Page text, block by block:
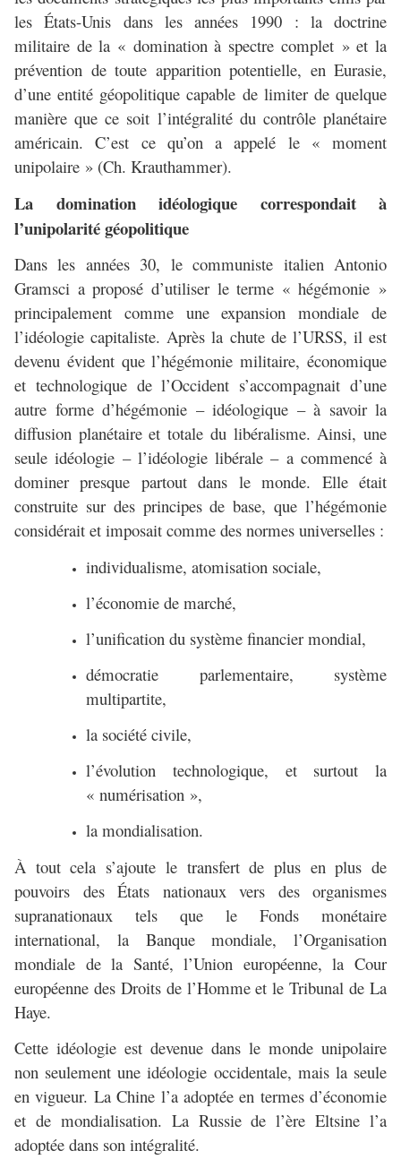
les États-Unis dans les années 1990 : la doctrine
militaire de la « domination à spectre complet » et la
prévention de toute apparition potentielle, en Eurasie,
d’une entité géopolitique capable de limiter de quelque
manière que ce soit l’intégralité du contrôle planétaire
américain. C’est ce qu’on a appelé le « moment
unipolaire » (Ch. Krauthammer).
La domination idéologique correspondait à
l’unipolarité géopolitique
Dans les années 30, le communiste italien Antonio
Gramsci a proposé d’utiliser le terme « hégémonie »
principalement comme une expansion mondiale de
l’idéologie capitaliste. Après la chute de l’URSS, il est
devenu évident que l’hégémonie militaire, économique
et technologique de l’Occident s’accompagnait d’une
autre forme d’hégémonie – idéologique – à savoir la
diffusion planétaire et totale du libéralisme. Ainsi, une
seule idéologie – l’idéologie libérale – a commencé à
dominer presque partout dans le monde. Elle était
construite sur des principes de base, que l’hégémonie
considérait et imposait comme des normes universelles :
individualisme, atomisation sociale,
l’économie de marché,
l’unification du système financier mondial,
démocratie parlementaire, système
multipartite,
la société civile,
l’évolution technologique, et surtout la
« numérisation »,
la mondialisation.
À tout cela s’ajoute le transfert de plus en plus de
pouvoirs des États nationaux vers des organismes
supranationaux tels que le Fonds monétaire
international, la Banque mondiale, l’Organisation
mondiale de la Santé, l’Union européenne, la Cour
européenne des Droits de l’Homme et le Tribunal de La
Haye.
Cette idéologie est devenue dans le monde unipolaire
non seulement une idéologie occidentale, mais la seule
en vigueur. La Chine l’a adoptée en termes d’économie
et de mondialisation. La Russie de l’ère Eltsine l’a
adoptée dans son intégralité.